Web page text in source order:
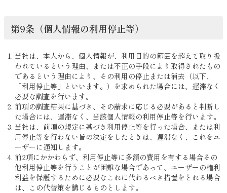
第9条（個人情報の利用停止等）
当社は、本人から、個人情報が、利用目的の範囲を超えて取り扱
われているという理由、または不正の手段により取得されたもの
であるという理由により、その利用の停止または消去（以下、
「利用停止等」といいます。）を求められた場合には、遅滞なく
必要な調査を行います。
前項の調査結果に基づき、その請求に応じる必要があると判断し
た場合には、遅滞なく、当該個人情報の利用停止等を行います。
当社は、前項の規定に基づき利用停止等を行った場合、または利
用停止等を行わない旨の決定をしたときは、遅滞なく、これをユ
ーザーに通知します。
前2項にかかわらず、利用停止等に多額の費用を有する場合その
他利用停止等を行うことが困難な場合であって、ユーザーの権利
利益を保護するために必要なこれに代わるべき措置をとれる場合
は、この代替策を講じるものとします。